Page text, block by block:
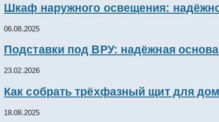
Шкаф наружного освещения:
06.08.2025
Подставки под ВРУ: надёжная
23.02.2026
Как собрать трёхфазный щит для
18.08.2025